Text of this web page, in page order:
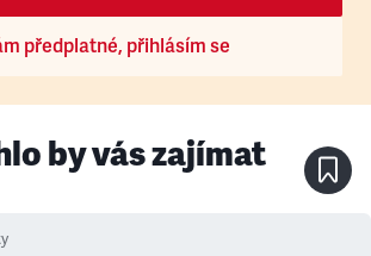
předplatné, přihlásím se
by vás zajímat